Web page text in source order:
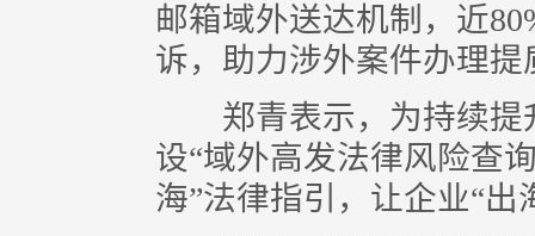
邮箱域外送达机制，近
诉，助力涉外案件办理提
郑青表示，为持续提
设“域外高发法律风险查
海”法律指引，让企业“出